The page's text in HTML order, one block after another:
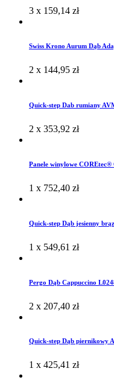
3 x 159,14 zł
Swiss Krono Aurum Dąb
2 x 144,95 zł
Quick-step Dab rumiany
2 x 353,92 zł
Panele winylowe COREtec®
1 x 752,40 zł
Quick-step Dąb jesienny
1 x 549,61 zł
Pergo Dąb Cappuccino
2 x 207,40 zł
Quick-step Dąb piernikowy
1 x 425,41 zł